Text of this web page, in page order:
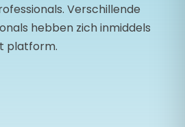
Verschillende
hebben zich inmiddels
platform.